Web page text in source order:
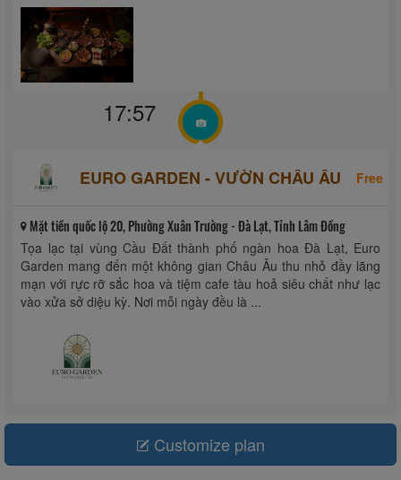
17:57
EURO GARDEN - VƯỜN CHÂU ÂU Free
Mặt tiền quốc lộ 20, Phường Xuân Trường - Đà Lạt, Tỉnh Lâm Đồng
Tọa lạc tại vùng Cầu Đất thành phố ngàn hoa Đà Lạt, Euro
Garden mang đến một không gian Châu Âu thu nhỏ đầy lãng
mạn với rực rỡ sắc hoa và tiệm cafe tàu hoả siêu chất như lạc
vào xửa sở diệu kỳ. Nơi mỗi ngày đều là ...
Customize plan